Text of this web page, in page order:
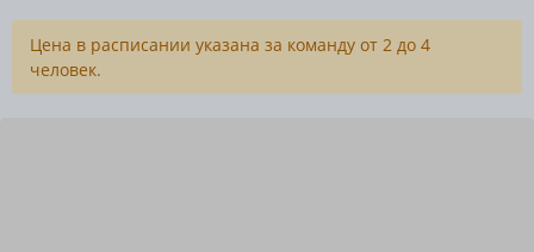
Цена в расписании указана за команду от 2 до 4
человек.